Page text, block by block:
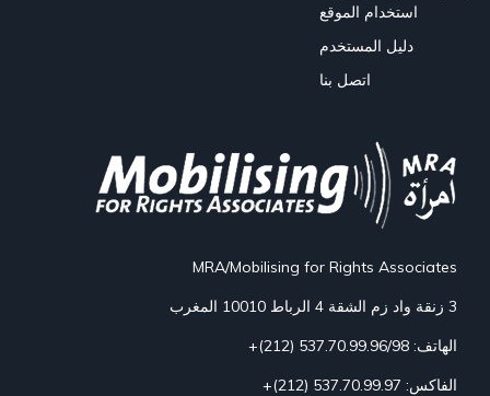
استخدام الموقع
دليل المستخدم
اتصل بنا
MRA/Mobilising for Rights Associates
3 زنقة واد زم الشقة 4 الرباط 10010 المغرب
الهاتف: 537.70.99.96/98 (212)+
الفاكس: 537.70.99.97 (212)+